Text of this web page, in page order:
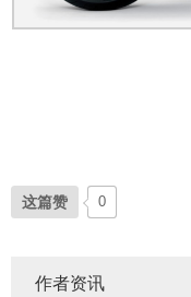
这篇赞 0
作者资讯